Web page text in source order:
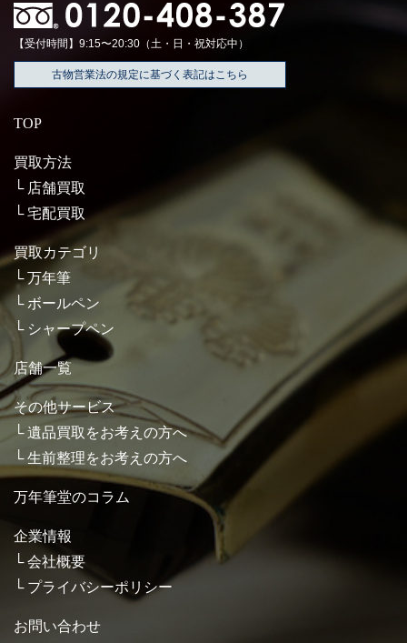
【受付時間】9:15〜20:30（土・日・祝対応中）
古物営業法の規定に基づく表記はこちら
TOP
買取方法
店舗買取
宅配買取
買取カテゴリ
万年筆
ボールペン
シャープペン
店舗一覧
その他サービス
遺品買取をお考えの方へ
生前整理をお考えの方へ
万年筆堂のコラム
企業情報
会社概要
プライバシーポリシー
お問い合わせ